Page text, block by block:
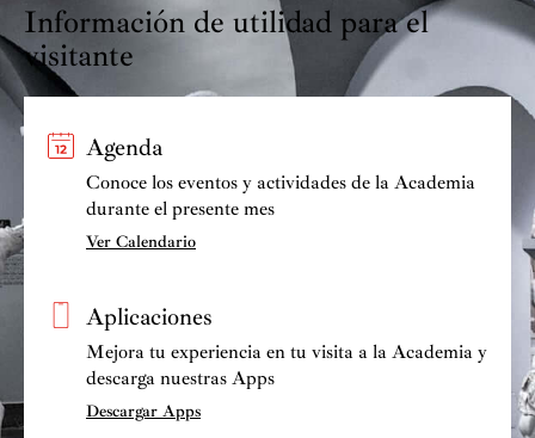
Información de utilidad para el
visitante
Agenda
Conoce los eventos y actividades de la Academia
durante el presente mes
Ver Calendario
Aplicaciones
Mejora tu experiencia en tu visita a la Academia y
descarga nuestras Apps
Descargar Apps